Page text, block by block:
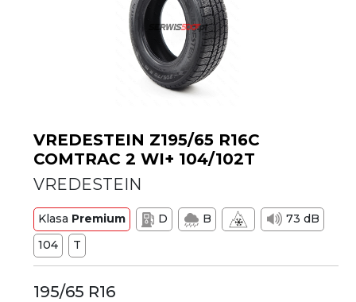
VREDESTEIN Z195/65 R16C
COMTRAC 2 WI+ 104/102T
VREDESTEIN
Klasa Premium D B
73 dB
104
T
195/65 R16